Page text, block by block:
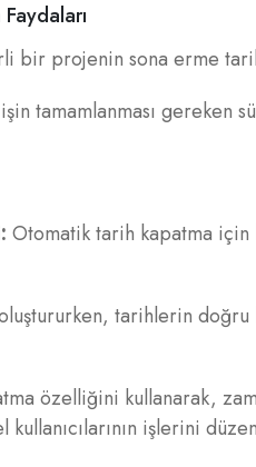
bir projenin sona erme
tamamlanması gereken
Otomatik tarih kapatma için
tarihlerin doğru
özelliğini kullanarak,
işlerini